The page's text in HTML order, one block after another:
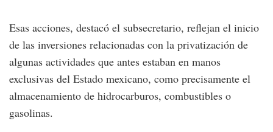
Esas acciones, destacó el subsecretario, reflejan el inicio
de las inversiones relacionadas con la privatización de
algunas actividades que antes estaban en manos
exclusivas del Estado mexicano, como precisamente el
almacenamiento de hidrocarburos, combustibles o
gasolinas.